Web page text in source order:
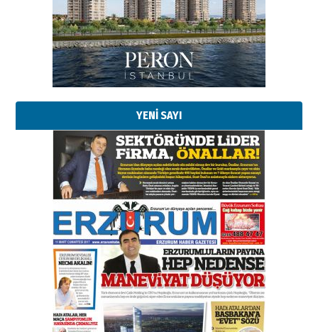
YENİ SAYI
bir vizyon proje daha!
02 Ağustos 2026 Pazar
Kadir SABUNCUOĞLU
Erzurumspor’un köşe taşları
29 Haziran 2026 Pazartesi
Kenan GÜLERCİ
Murat Şahsuvaroğlu ERKON’da
çıtayı yukarı taşırken,
yönetimdekiler aşağı
çekmemeli!
17 Şubat 2026 SalıOrhan BOZKURT
Bir fotoğraf, bir şehir, bir
gazeteci… Dizginler kimin
elinde?
31 Mart 2026 Salı
A. Berhan Yılmaz
BİR BÖLÜM DEĞİL, BİR ÖMÜR
SEÇİYORSUNUZ… “NEDEN
ATATÜRK ÜNİVERSİTESİ?”
28 Temmuz 2026 Salı
Ahmet Gökhan YAZICI